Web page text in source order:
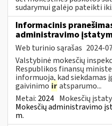
sudarymui galėjo pateikti
Informacinis
administravimo
Web turinio sąrašas 2024-
Valstybinė mokesčių
Respublikos finansų
informuoja, kad siekdamas
gaivinimo iratsparumo...
Metai: 2024 Mokesčių
Mokesčių administravimo
m.